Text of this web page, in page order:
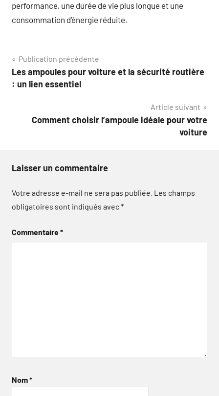
performance, une durée de vie plus longue et une
consommation d’énergie réduite.
Navigation
de
Publication précédente
Les ampoules pour voiture et la sécurité routière
: un lien essentiel
Article suivant
Comment choisir l’ampoule idéale pour votre
voiture
Laisser un commentaire
Votre adresse e-mail ne sera pas publiée. Les champs
obligatoires sont indiqués avec*
Commentaire*
Nom*